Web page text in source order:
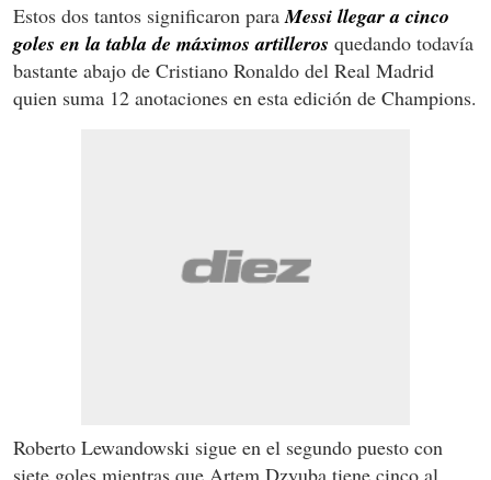
Estos dos tantos significaron para Messi llegar a cinco
goles en la tabla de máximos artilleros quedando todavía
bastante abajo de Cristiano Ronaldo del Real Madrid
quien suma 12 anotaciones en esta edición de Champions.
Roberto Lewandowski sigue en el segundo puesto con
siete goles mientras que Artem Dzyuba tiene cinco al